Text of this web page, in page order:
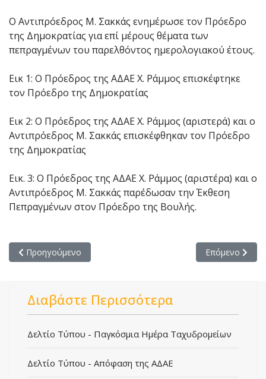
Ο Αντιπρόεδρος Μ. Σακκάς ενημέρωσε τον Πρόεδρο
της Δημοκρατίας για επί μέρους θέματα των
πεπραγμένων του παρελθόντος ημερολογιακού έτους.
Εικ 1: Ο Πρόεδρος της ΑΔΑΕ Χ. Ράμμος επισκέφτηκε
τον Πρόεδρο της Δημοκρατίας
Εικ 2: Ο Πρόεδρος της ΑΔΑΕ Χ. Ράμμος (αριστερά) και ο
Αντιπρόεδρος Μ. Σακκάς επισκέφθηκαν τον Πρόεδρο
της Δημοκρατίας
Εικ. 3: Ο Πρόεδρος της ΑΔΑΕ Χ. Ράμμος (αριστέρα) και ο
Αντιπρόεδρος Μ. Σακκάς παρέδωσαν την Έκθεση
Πεπραγμένων στον Πρόεδρο της Βουλής.
Προηγούμενο άρθρο: Δελτίο Τύπου - Παράδοση της έκθεσης
Προηγούμενο Επόμενο
Επόμενο
Διαβάστε Περισσότερα
Δελτίο Τύπου - Παγκόσμια Ημέρα Ταχυδρομείων
Δελτίο Τύπου - Απόφαση της ΑΔΑΕ